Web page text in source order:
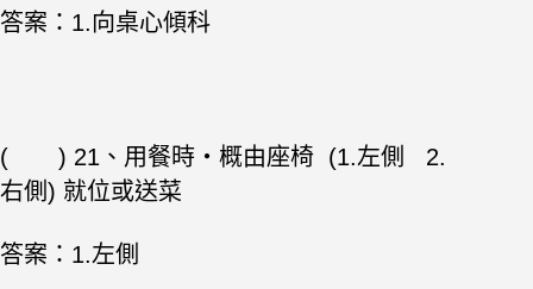
答案：1.向桌心傾科
( ) 21、用餐時・概由座椅 (1.左側 2.
右側) 就位或送菜
答案：1.左側